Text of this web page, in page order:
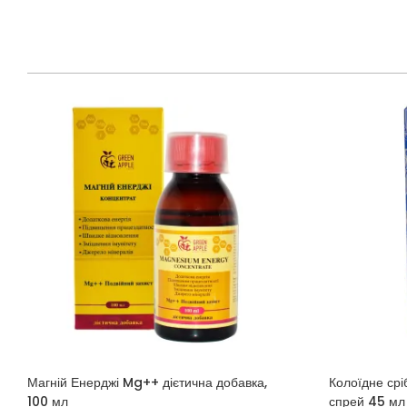
Магній Енерджі Mg++ дієтична добавка,
100 мл
Колоїдне
спрей 45 мл